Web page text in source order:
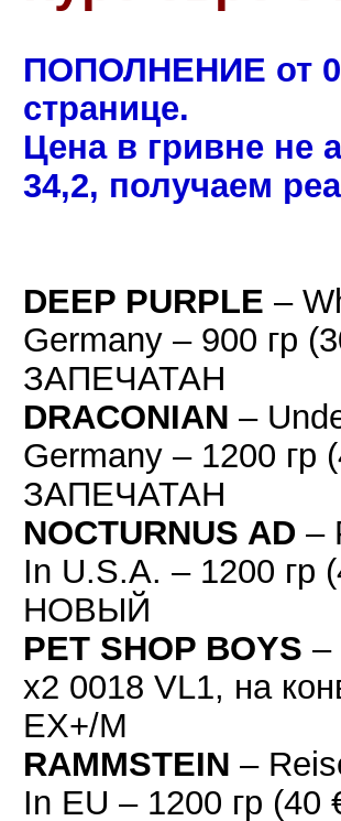
ПОПОЛНЕНИЕ от
странице.
Цена в гривне не
34,2, получаем
DEEP PURPLE –
Germany – 900 гр
ЗАПЕЧАТАН
DRACONIAN –
Germany – 1200 гр
ЗАПЕЧАТАН
NOCTURNUS AD –
In U.S.A. – 1200 гр
НОВЫЙ
PET SHOP BOYS –
x2 0018 VL1, на
EX+/M
RAMMSTEIN –
In EU – 1200 гр